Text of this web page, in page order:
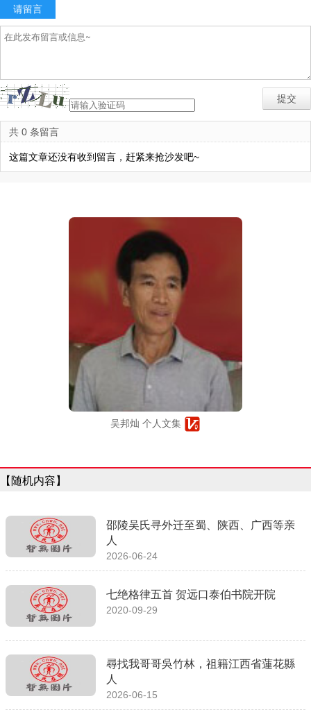
请留言
共 0 条留言
这篇文章还没有收到留言，赶紧来抢沙发吧~
吴邦灿 个人文集
【随机内容】
邵陵吴氏寻外迁至蜀、陕西、广西等亲
人
2026-06-24
七绝格律五首 贺远口泰伯书院开院
2020-09-29
尋找我哥哥吳竹林，祖籍江西省蓮花縣
人
2026-06-15